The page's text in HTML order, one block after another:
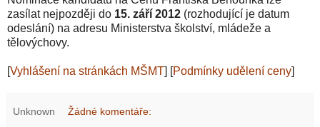
zasílat nejpozději do 15. září 2012 (rozhodující je datum
odeslání) na adresu Ministerstva školství, mládeže a
tělovýchovy.
[Vyhlášení na stránkách MŠMT] [Podmínky udělení ceny]
Unknown Žádné komentáře: